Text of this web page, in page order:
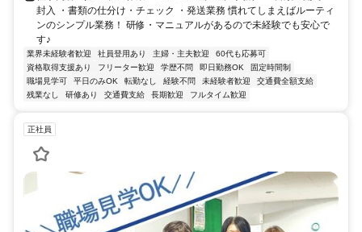
封入 ・書類の仕分け・チェック ・発送業務 慣れてしまえばルーティ
ンのシンプル業務！ 研修・マニュアルがあるので未経験でも安心で
す♪
業界未経験者歓迎 社員登用あり 主婦・主夫歓迎
60代も応募可
資格取得支援あり
フリーター歓迎 学歴不問 即日勤務OK
固定時間制
職場見学可
平日のみOK 転勤なし 経験不問 未経験者歓迎
交通費全額支給
残業なし
研修あり 交通費支給 長期歓迎 フルタイム歓迎
正社員